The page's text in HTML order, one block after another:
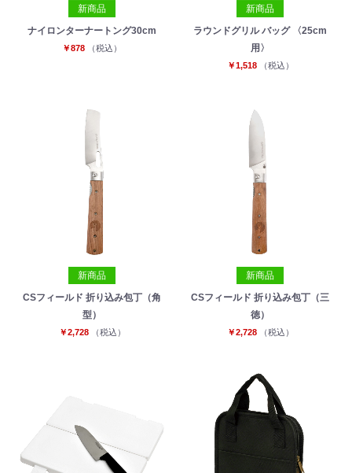
新商品
ナイロンターナートング30cm
￥878 （税込）
新商品
ラウンドグリル バッグ 〈25cm
用〉
￥1,518 （税込）
新商品
CSフィールド 折り込み包丁（角
型）
￥2,728 （税込）
新商品
CSフィールド 折り込み包丁（三
徳）
￥2,728 （税込）